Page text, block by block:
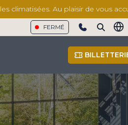
climatisées. Au plaisir de vous
FERMÉ
Show